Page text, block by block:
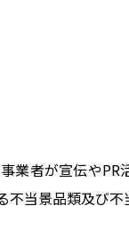
業者が宣伝や
当景品類及び